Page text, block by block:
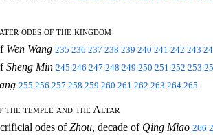
odes of the kingdom
Wen Wang 235 236 237 238 239 240 241 242 243
Sheng Min 245 246 247 248 249 250 251 252 253
255 256 257 258 259 260 261 262 263 264 265
the temple and the Altar
odes ofZhou, decade of Qing Miao 266